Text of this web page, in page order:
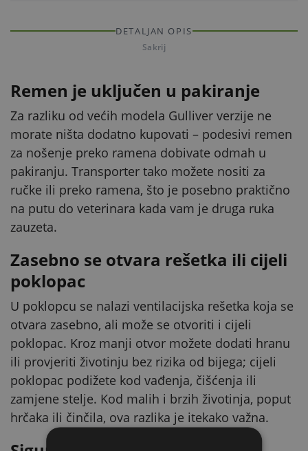
DETALJAN OPIS
Sakrij
Remen je uključen u pakiranje
Za razliku od većih modela Gulliver verzije ne
morate ništa dodatno kupovati – podesivi remen
za nošenje preko ramena dobivate odmah u
pakiranju. Transporter tako možete nositi za
ručke ili preko ramena, što je posebno praktično
na putu do veterinara kada vam je druga ruka
zauzeta.
Zasebno se otvara rešetka ili cijeli
poklopac
U poklopcu se nalazi ventilacijska rešetka koja se
otvara zasebno, ali može se otvoriti i cijeli
poklopac. Kroz manji otvor možete dodati hranu
ili provjeriti životinju bez rizika od bijega; cijeli
poklopac podižete kod vađenja, čišćenja ili
zamjene stelje. Kod malih i brzih životinja, poput
hrčaka ili činčila, ova razlika je itekako važna.